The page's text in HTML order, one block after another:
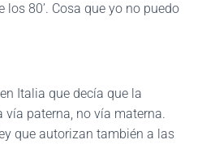
80’. Cosa que yo no puedo
Italia que decía que la
paterna, no vía materna.
que autorizan también a las